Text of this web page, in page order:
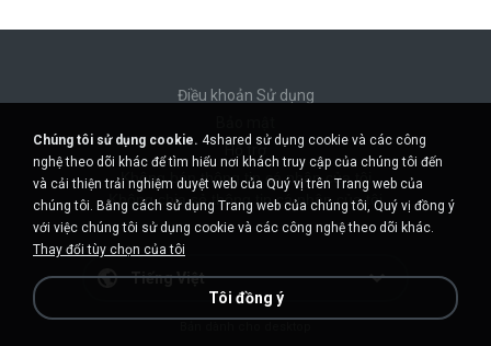
Điều khoản Sử dụng
Hỗ trợ
Không bán thông tin cá nhân của tôi
Không chia sẻ thông tin cá nhân của tôi
Tiếng Việt
Chúng tôi sử dụng cookie. 4shared sử dụng cookie và các công
nghệ theo dõi khác để tìm hiểu nơi khách truy cập của chúng tôi đến
và cải thiện trải nghiệm duyệt web của Quý vị trên Trang web của
chúng tôi. Bằng cách sử dụng Trang web của chúng tôi, Quý vị đồng ý
với việc chúng tôi sử dụng cookie và các công nghệ theo dõi khác.
Thay đổi tùy chọn của tôi
Tôi đồng ý